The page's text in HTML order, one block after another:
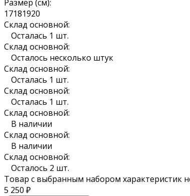
Размер (см):
17181920
Склад основной:
Осталась 1 шт.
Склад основной:
Осталось несколько штук
Склад основной:
Осталась 1 шт.
Склад основной:
Осталась 1 шт.
Склад основной:
В наличии
Склад основной:
В наличии
Склад основной:
Осталось 2 шт.
Товар с выбранным набором характеристик
5 250 ₽